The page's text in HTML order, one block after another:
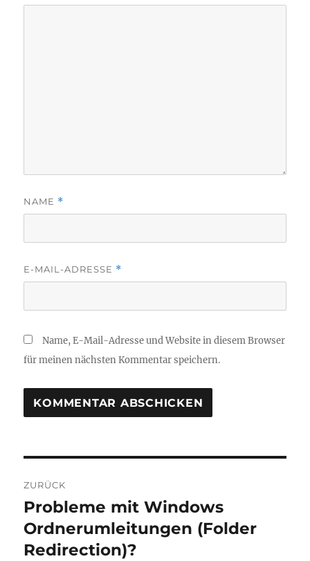
NAME *
E-MAIL-ADRESSE *
Name, E-Mail-Adresse und Website in diesem Browser
für meinen nächsten Kommentar speichern.
ZURÜCK
Vorheriger
Beitrag:
Probleme mit Windows
Ordnerumleitungen (Folder
Redirection)?